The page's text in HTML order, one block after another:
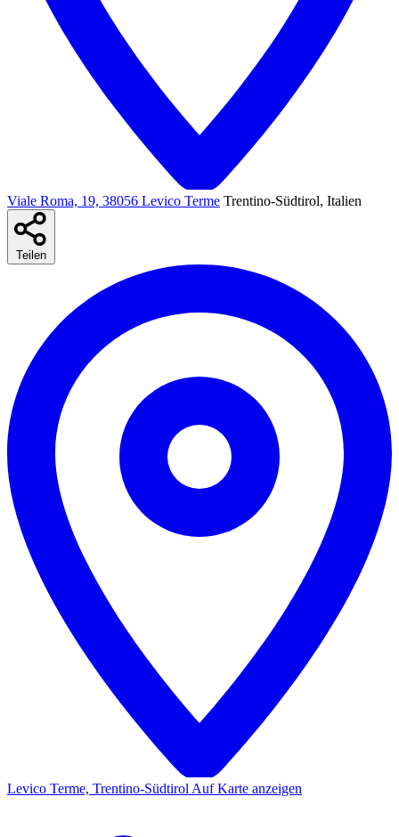
Viale Roma, 19, 38056 Levico Terme Trentino-Südtirol, Italien
Teilen
Levico Terme, Trentino-Südtirol Auf Karte anzeigen